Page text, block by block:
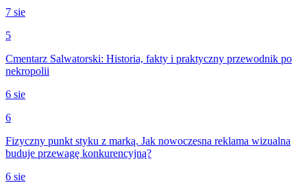
7 sie
5
Cmentarz Salwatorski: Historia, fakty i praktyczny przewodnik po
nekropolii
6 sie
6
Fizyczny punkt styku z marką. Jak nowoczesna reklama wizualna
buduje przewagę konkurencyjną?
6 sie